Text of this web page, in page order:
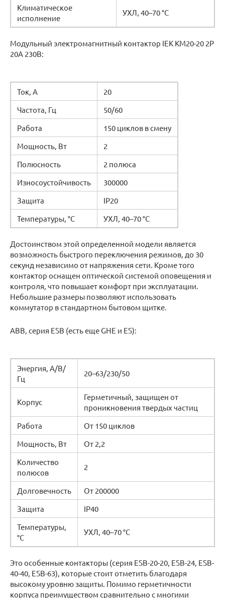
Климатическое
исполнение
УХЛ, 40–70 °C
Модульный электромагнитный контактор IEK КМ20-20 2P
20А 230В:
Ток, А
20
Частота, Гц
50/60
Работа
150 циклов в смену
Мощность, Вт
2
Полюсность
2 полюса
Износоустойчивость
300000
Защита
IP20
Температуры, °C
УХЛ, 40–70 °C
Достоинством этой определенной модели является
возможность быстрого переключения режимов, до 30
секунд независимо от напряжения сети. Кроме того
контактор оснащен оптической системой оповещения и
контроля, что повышает комфорт при эксплуатации.
Небольшие размеры позволяют использовать
коммутатор в стандартном бытовом щитке.
ABB, серия ESB (есть еще GHE и ES):
Энергия, А/В/
Гц
20–63/230/50
Корпус
Герметичный, защищен от
проникновения твердых частиц
Работа
От 150 циклов
Мощность, Вт
От 2,2
Количество
полюсов
2
Долговечность
От 200000
Защита
IP40
Температуры,
°C
УХЛ, 40–70 °C
Это особенные контакторы (серия ESB-20-20, ESB-24, ESB-
40-40, ESB-63), которые стоит отметить благодаря
высокому уровню защиты. Помимо герметичности
корпуса преимуществом сравнительно с многими